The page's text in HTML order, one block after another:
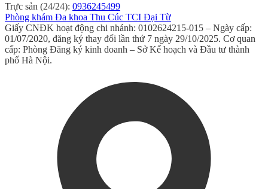
Trực sản (24/24): 0936245499
Phòng khám Đa khoa Thu Cúc TCI Đại Từ
Giấy CNĐK hoạt động chi nhánh: 0102624215-015 – Ngày cấp:
01/07/2020, đăng ký thay đổi lần thứ 7 ngày 29/10/2025. Cơ quan
cấp: Phòng Đăng ký kinh doanh – Sở Kế hoạch và Đầu tư thành
phố Hà Nội.